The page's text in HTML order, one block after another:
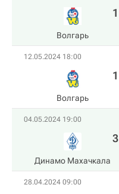
Волгарь
1
12.05.2024 18:00
Волгарь
1
04.05.2024 19:00
Динамо Махачкала
3
28.04.2024 09:00